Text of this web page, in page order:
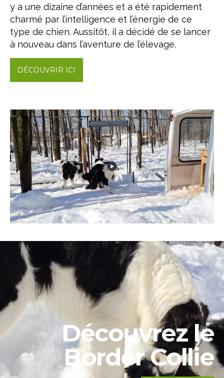
y a une dizaine d’années et a été rapidement
charmé par l’intelligence et l’énergie de ce
type de chien. Aussitôt, il a décidé de se lancer
à nouveau dans l’aventure de l’élevage.
DÉCOUVRIR ICI
Découvrez le
Border Collie